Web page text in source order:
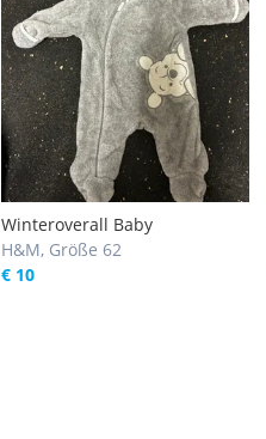
Winteroverall Baby
H&M, Größe 62
€ 10